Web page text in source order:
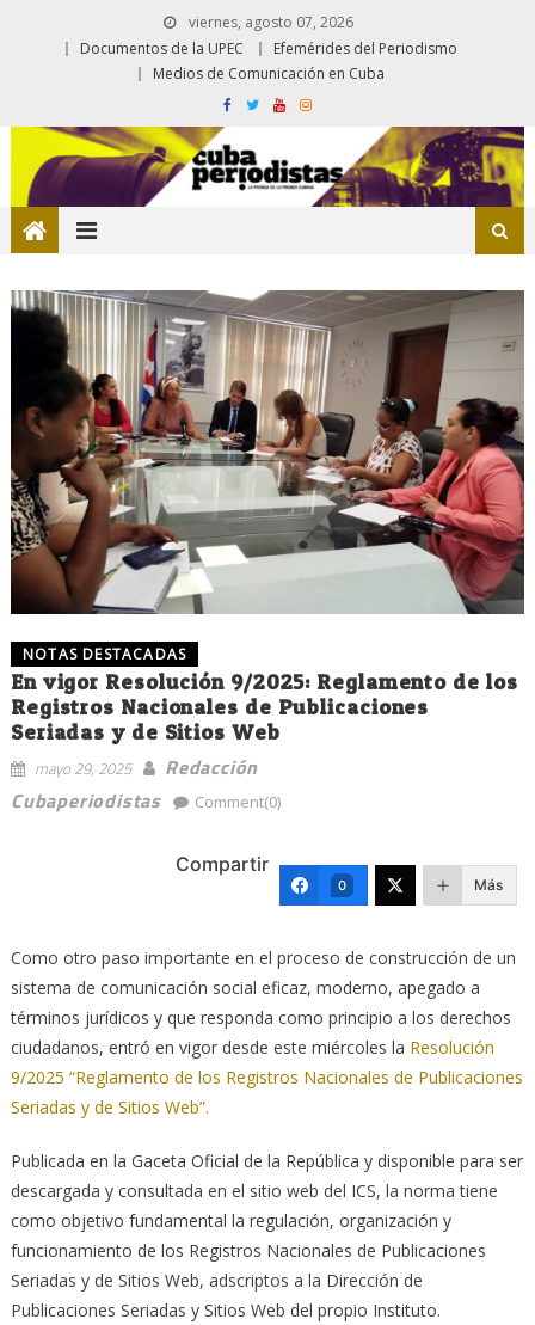
viernes, agosto 07, 2026
Documentos de la UPEC
Efemérides del Periodismo
Medios de Comunicación en Cuba
NOTAS DESTACADAS
En vigor Resolución 9/2025: Reglamento de los
Registros Nacionales de Publicaciones
Seriadas y de Sitios Web
mayo 29, 2025
Redacción
Cubaperiodistas
Comment(0)
Compartir
0 Más
Como otro paso importante en el proceso de construcción de un
sistema de comunicación social eficaz, moderno, apegado a
términos jurídicos y que responda como principio a los derechos
ciudadanos, entró en vigor desde este miércoles la Resolución
9/2025 “Reglamento de los Registros Nacionales de Publicaciones
Seriadas y de Sitios Web”.
Publicada en la Gaceta Oficial de la República y disponible para ser
descargada y consultada en el sitio web del ICS, la norma tiene
como objetivo fundamental la regulación, organización y
funcionamiento de los Registros Nacionales de Publicaciones
Seriadas y de Sitios Web, adscriptos a la Dirección de
Publicaciones Seriadas y Sitios Web del propio Instituto.